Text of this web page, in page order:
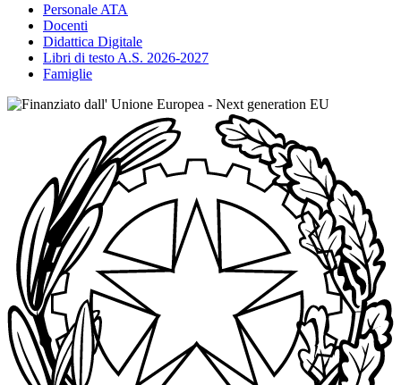
Personale ATA
Docenti
Didattica Digitale
Libri di testo A.S. 2026-2027
Famiglie